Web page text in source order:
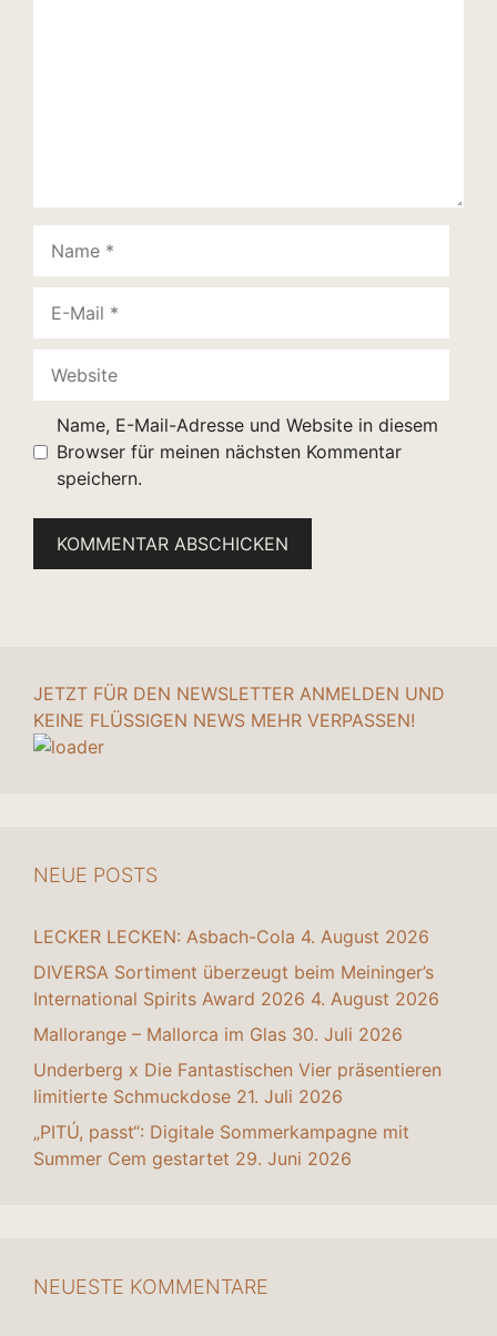
Mail
Name, E-Mail-Adresse und Website in diesem
Browser für meinen nächsten Kommentar
speichern.
JETZT FÜR DEN NEWSLETTER ANMELDEN UND
KEINE FLÜSSIGEN NEWS MEHR VERPASSEN!
NEUE POSTS
LECKER LECKEN: Asbach-Cola 4. August 2026
DIVERSA Sortiment überzeugt beim Meininger’s
International Spirits Award 2026 4. August 2026
Mallorange – Mallorca im Glas 30. Juli 2026
Underberg x Die Fantastischen Vier präsentieren
limitierte Schmuckdose 21. Juli 2026
„PITÚ, passt“: Digitale Sommerkampagne mit
Summer Cem gestartet 29. Juni 2026
NEUESTE KOMMENTARE